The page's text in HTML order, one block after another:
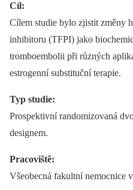
Cíl:
Cílem studie bylo zjistit změny
inhibitoru (TFPI) jako
tromboembolii při různých
estrogenní substituční terapie.
Typ studie:
Prospektivní randomizovaná
designem.
Pracoviště:
Všeobecná fakultní nemocnice